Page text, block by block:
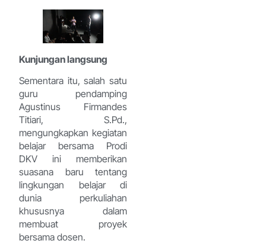
Kunjungan langsung
Sementara itu, salah satu
guru pendamping
Agustinus Firmandes
Titiari, S.Pd.,
mengungkapkan kegiatan
belajar bersama Prodi
DKV ini memberikan
suasana baru tentang
lingkungan belajar di
dunia perkuliahan
khususnya dalam
membuat proyek
bersama dosen.